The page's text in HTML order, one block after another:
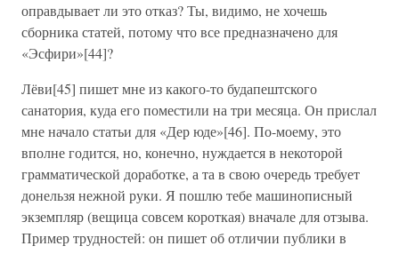
оправдывает ли это отказ? Ты, видимо, не хочешь
сборника статей, потому что все предназначено для
«Эсфири»[44]?
Лёви[45] пишет мне из какого-то будапештского
санатория, куда его поместили на три месяца. Он прислал
мне начало статьи для «Дер юде»[46]. По-моему, это
вполне годится, но, конечно, нуждается в некоторой
грамматической доработке, а та в свою очередь требует
донельзя нежной руки. Я пошлю тебе машинописный
экземпляр (вещица совсем короткая) вначале для отзыва.
Пример трудностей: он пишет об отличии публики в